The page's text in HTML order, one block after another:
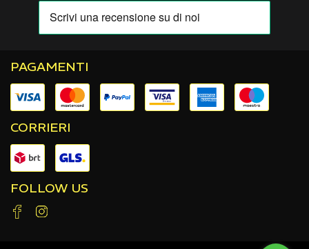
PAGAMENTI
CORRIERI
FOLLOW US